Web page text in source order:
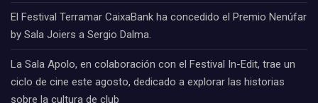
El Festival Terramar CaixaBank ha concedido el Premio Nenúfar
by Sala Joiers a Sergio Dalma.
La Sala Apolo, en colaboración con el Festival In-Edit, trae un
ciclo de cine este agosto, dedicado a explorar las historias
sobre la cultura de club